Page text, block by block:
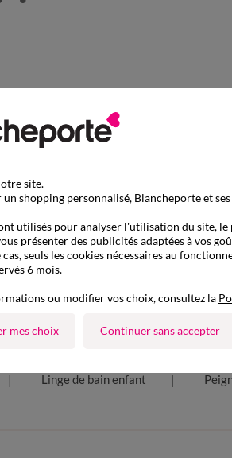
D'autres idées de Peignoir
Linge de bain enfant
site.
shopping personnalisé, Blancheporte et
utilisés pour analyser l'utilisation du site, le
présenter des publicités adaptées à vos
cas, seuls les cookies nécessaires au
6 mois.
ou modifier vos choix, consultez la
mes choix Continuer sans accepter